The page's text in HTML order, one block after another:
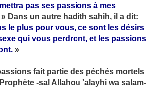
pas ses passions à mes
» Dans un autre hadith sahih, il a dit:
le plus pour vous, ce sont les désirs
qui vous perdront, et les passions
»
fait partie des péchés mortels
-sal Allahou 'alayhi wa salam-